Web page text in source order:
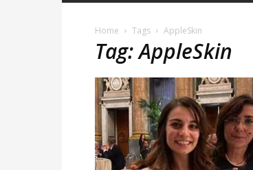
Magazine
Home Tags AppleSkin
Tag: AppleSkin